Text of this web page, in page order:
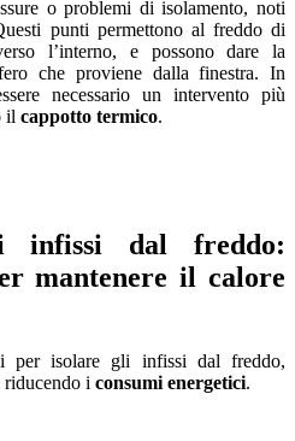
o problemi di isolamento, noti
punti permettono al freddo di
l’interno, e possono dare la
che proviene dalla finestra. In
necessario un intervento più
il cappotto termico.
infissi dal freddo:
mantenere il calore
per isolare gli infissi dal freddo,
riducendo i consumi energetici.